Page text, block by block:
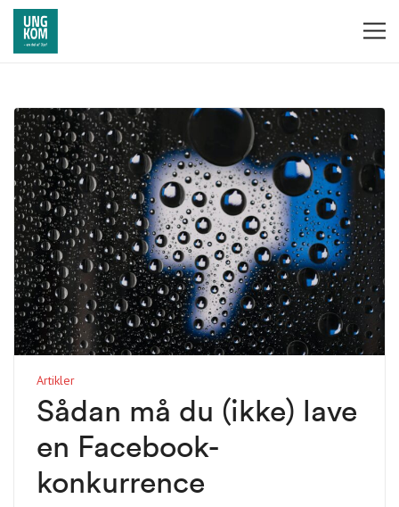
Artikler
Sådan må du (ikke) lave
en Facebook-
konkurrence